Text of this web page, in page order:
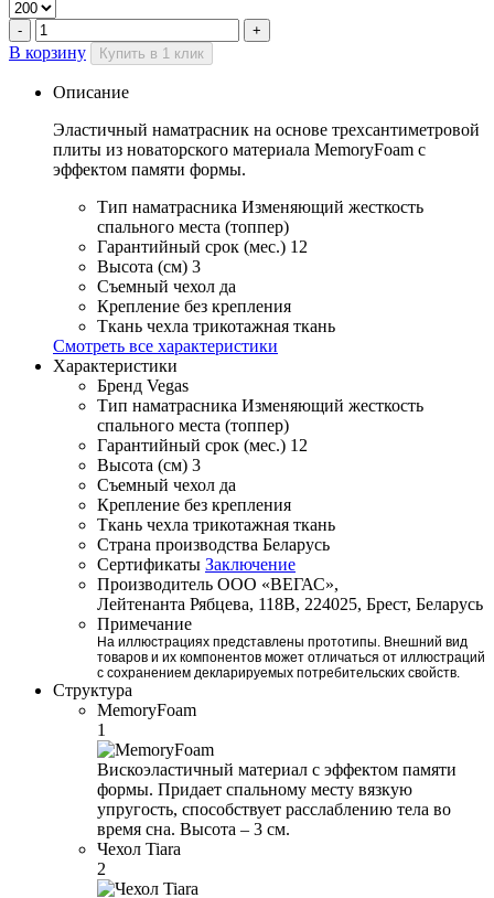
В корзину Купить в 1 клик
Описание
Эластичный наматрасник на основе трехсантиметровой
плиты из новаторского материала MemoryFoam с
эффектом памяти формы.
Тип наматрасника Изменяющий жесткость
спального места (топпер)
Гарантийный срок (мес.) 12
Высота (см) 3
Съемный чехол да
Крепление без крепления
Ткань чехла трикотажная ткань
Смотреть все характеристики
Характеристики
Бренд Vegas
Тип наматрасника Изменяющий жесткость
спального места (топпер)
Гарантийный срок (мес.) 12
Высота (см) 3
Съемный чехол да
Крепление без крепления
Ткань чехла трикотажная ткань
Страна производства Беларусь
Сертификаты Заключение
Производитель ООО «ВЕГАС»,
Лейтенанта Рябцева, 118В, 224025, Брест, Беларусь
Примечание
На иллюстрациях представлены прототипы. Внешний вид
товаров и их компонентов может отличаться от иллюстраций
с сохранением декларируемых потребительских свойств.
Структура
MemoryFoam
1
Вискоэластичный материал с эффектом памяти
формы. Придает спальному месту вязкую
упругость, способствует расслаблению тела во
время сна. Высота – 3 см.
Чехол Tiara
2